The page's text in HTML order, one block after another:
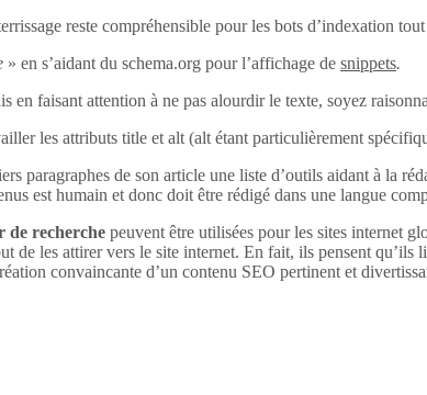
reste compréhensible pour les bots d’indexation
» en s’aidant du schema.org pour l’affichage de snippets.
en faisant attention à ne pas alourdir le texte, soyez
les attributs title et alt (alt étant particulièrement
paragraphes de son article une liste d’outils aidant à la
est humain et donc doit être rédigé dans une langue
de recherche peuvent être utilisées pour les sites internet
de les attirer vers le site internet. En fait, ils pensent
convaincante d’un contenu SEO pertinent et